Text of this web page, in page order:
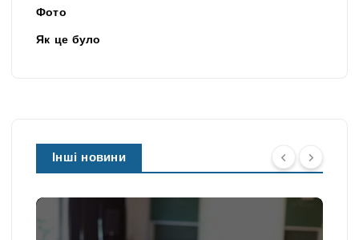
Фото
Як це було
Інші новини